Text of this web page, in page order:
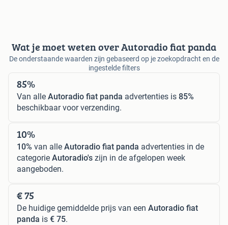
Wat je moet weten over Autoradio fiat panda
De onderstaande waarden zijn gebaseerd op je zoekopdracht en de
ingestelde filters
85%
Van alle Autoradio fiat panda advertenties is 85%
beschikbaar voor verzending.
10%
10% van alle Autoradio fiat panda advertenties in de
categorie Autoradio's zijn in de afgelopen week
aangeboden.
€ 75
De huidige gemiddelde prijs van een Autoradio fiat
panda is € 75.